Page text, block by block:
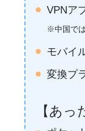
VPNア
※中国で
モバイ
変換プ
【 あっ